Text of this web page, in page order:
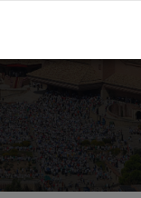
en lo alto de la